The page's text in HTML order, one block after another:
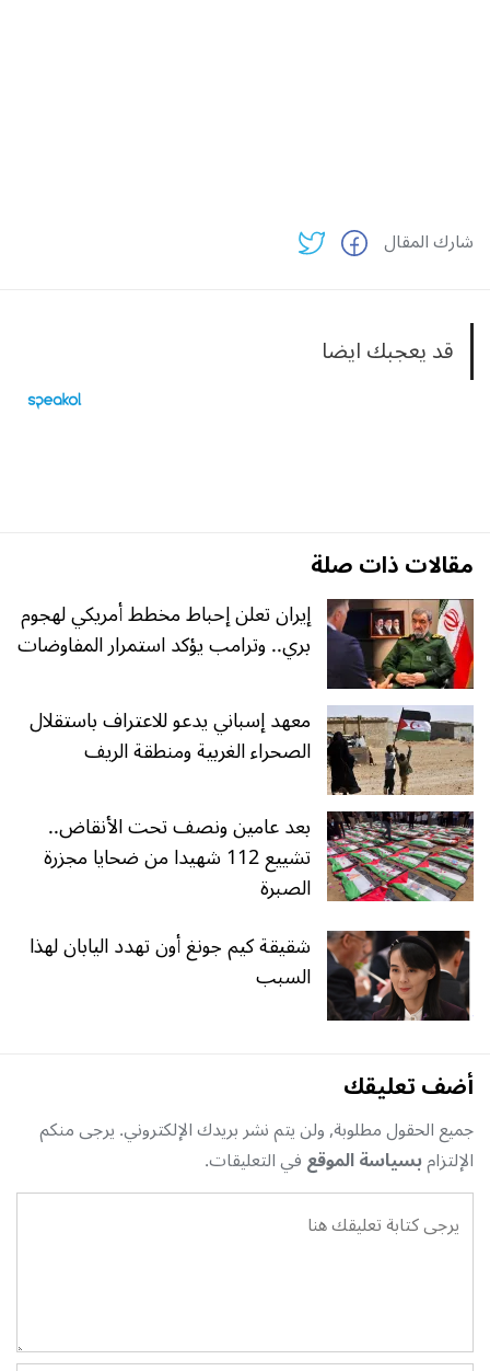
شارك المقال
قد يعجبك ايضا
مقالات ذات صلة
إيران تعلن إحباط مخطط أمريكي لهجوم
بري.. وترامب يؤكد استمرار المفاوضات
معهد إسباني يدعو للاعتراف باستقلال
الصحراء الغربية ومنطقة الريف
بعد عامين ونصف تحت الأنقاض..
تشييع 112 شهيدا من ضحايا مجزرة
الصبرة
شقيقة كيم جونغ أون تهدد اليابان لهذا
السبب
أضف تعليقك
جميع الحقول مطلوبة, ولن يتم نشر بريدك الإلكتروني. يرجى منكم
الإلتزامبسياسة الموقعفي التعليقات.